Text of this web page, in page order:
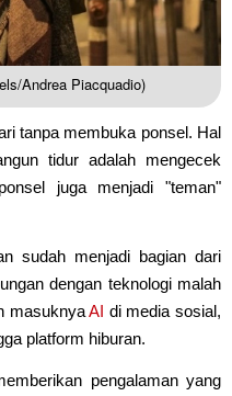
Andrea Piacquadio)
tanpa membuka ponsel. Hal
tidur adalah mengecek
juga menjadi "teman"
sudah menjadi bagian dari
dengan teknologi malah
masuknyaAI di media sosial,
platform hiburan.
pengalaman yang